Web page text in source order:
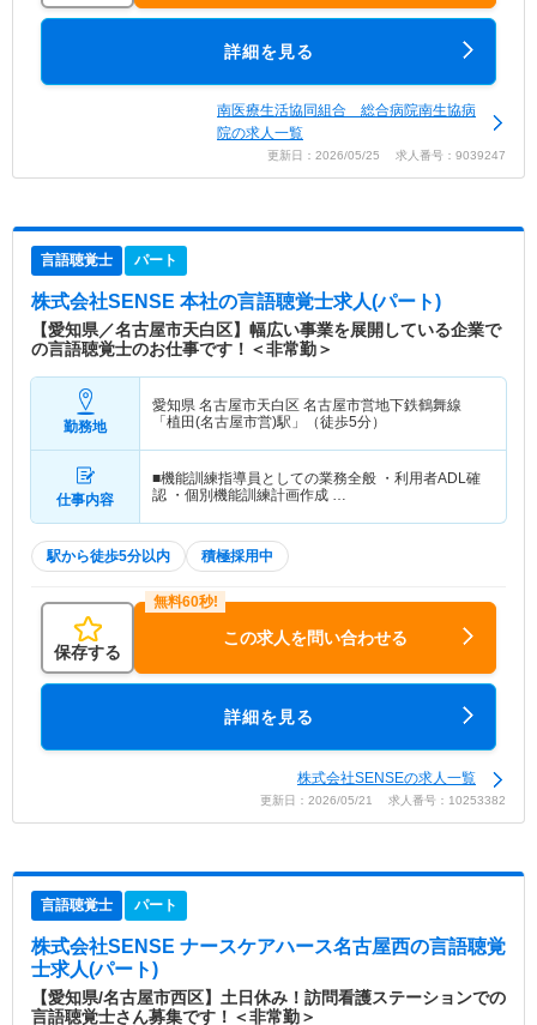
詳細を見る
南医療生活協同組合 総合病院南生協病
院の求人一覧
更新日：2026/05/25 求人番号：9039247
言語聴覚士 パート
株式会社SENSE 本社の言語聴覚士求人(パート)
【愛知県／名古屋市天白区】幅広い事業を展開している企業で
の言語聴覚士のお仕事です！＜非常勤＞
勤務地
愛知県 名古屋市天白区 名古屋市営地下鉄鶴舞線
「植田(名古屋市営)駅」（徒歩5分）
仕事内容
■機能訓練指導員としての業務全般 ・利用者ADL確
認 ・個別機能訓練計画作成 …
駅から徒歩5分以内 積極採用中
保存する
この求人を問い合わせる
詳細を見る
株式会社SENSEの求人一覧
更新日：2026/05/21 求人番号：10253382
言語聴覚士 パート
株式会社SENSE ナースケアハース名古屋西の言語聴覚
士求人(パート)
【愛知県/名古屋市西区】土日休み！訪問看護ステーションでの
言語聴覚士さん募集です！＜非常勤＞